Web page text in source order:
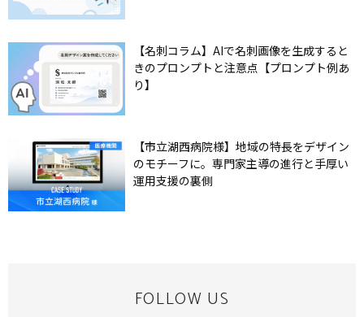
【名刺コラム】AIで名刺画像を生成すると
きのプロンプトと注意点【プロンプト例あ
り】
【市立湖西病院様】地域の特長をデザイン
のモチーフに。専門家主導の進行と手厚い
運用支援の裏側
FOLLOW US